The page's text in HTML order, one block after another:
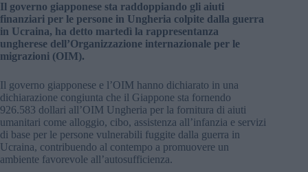
Il governo giapponese sta raddoppiando gli aiuti
finanziari per le persone in Ungheria colpite dalla guerra
in Ucraina, ha detto martedì la rappresentanza
ungherese dell’Organizzazione internazionale per le
migrazioni (OIM).
Il governo giapponese e l’OIM hanno dichiarato in una
dichiarazione congiunta che il Giappone sta fornendo
926.583 dollari all’OIM Ungheria per la fornitura di aiuti
umanitari come alloggio, cibo, assistenza all’infanzia e servizi
di base per le persone vulnerabili fuggite dalla guerra in
Ucraina, contribuendo al contempo a promuovere un
ambiente favorevole all’autosufficienza.